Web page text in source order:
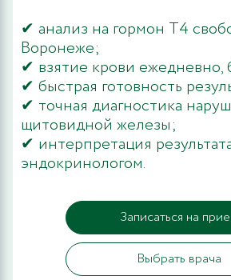
✔ анализ на гормон Т4
Воронеже;
✔ взятие крови ежедневно,
✔ быстрая готовность
✔ точная диагностика
щитовидной железы;
✔ интерпретация
эндокринологом.
Записаться на
Выбрать врача